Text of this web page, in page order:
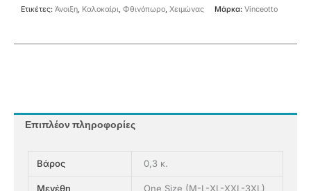
Ετικέτες: Άνοιξη, Καλοκαίρι, Φθινόπωρο, Χειμώνας Μάρκα: Vinceotto
Επιπλέον πληροφορίες
Βάρος 0,3 κ.
Μεγέθη One Size (M-L-XL-XXL-3XL)